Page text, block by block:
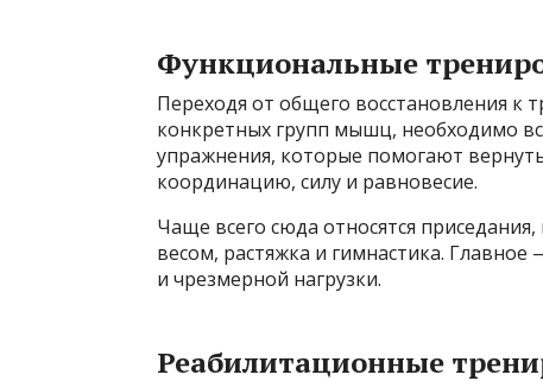
Функциональные
Переходя от общего восстановления к
конкретных групп мышц, необходимо
упражнения, которые помогают
координацию, силу и равновесие.
Чаще всего сюда относятся
весом, растяжка и гимнастика.
и чрезмерной нагрузки.
Реабилитационные